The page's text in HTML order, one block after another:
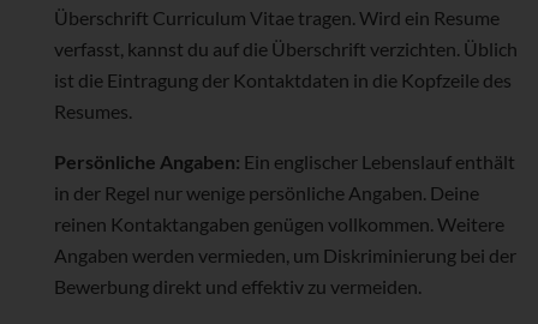
Überschrift Curriculum Vitae tragen. Wird ein Resume
verfasst, kannst du auf die Überschrift verzichten. Üblich
ist die Eintragung der Kontaktdaten in die Kopfzeile des
Resumes.
Persönliche Angaben: Ein englischer Lebenslauf enthält
in der Regel nur wenige persönliche Angaben. Deine
reinen Kontaktangaben genügen vollkommen. Weitere
Angaben werden vermieden, um Diskriminierung bei der
Bewerbung direkt und effektiv zu vermeiden.